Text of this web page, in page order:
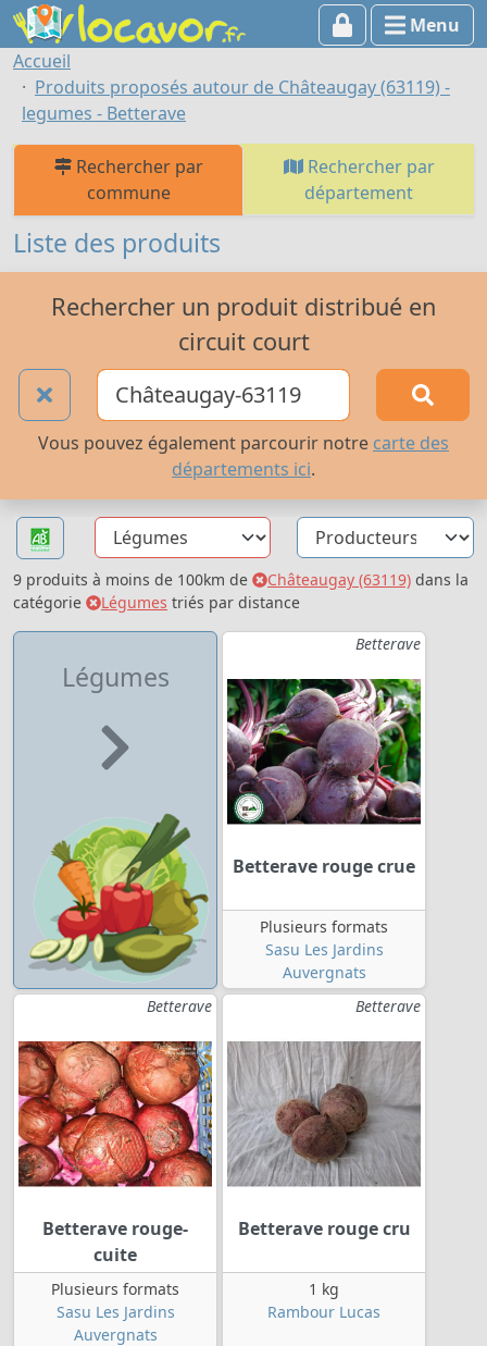
Menu
Accueil
Produits proposés autour de Châteaugay (63119) -
legumes - Betterave
Rechercher par
commune
Rechercher par
département
Liste des produits
Rechercher un produit distribué en
circuit court
Vous pouvez également parcourir notre carte des
départements ici.
9 produits à moins de 100km de Châteaugay (63119) dans la
catégorie
Légumes triés par distance
Légumes
Betterave
Betterave rouge crue
Plusieurs formats
Sasu Les Jardins
Auvergnats
Betterave
Betterave rouge-
cuite
Plusieurs formats
Sasu Les Jardins
Auvergnats
Betterave
Betterave rouge cru
1 kg
Rambour Lucas